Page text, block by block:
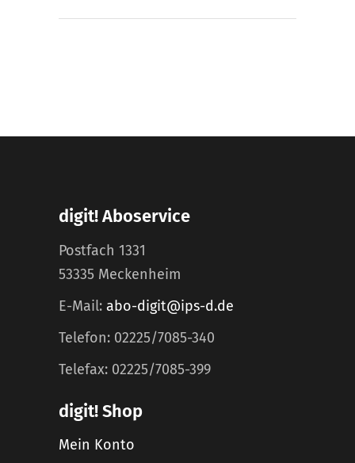
digit! Aboservice
Postfach 1331
53335 Meckenheim
E-Mail: abo-digit@ips-d.de
Telefon: 02225/7085-340
Telefax: 02225/7085-399
digit! Shop
Mein Konto